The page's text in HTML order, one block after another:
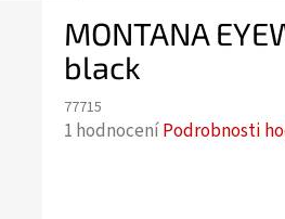
MONTANA
black
77715
Průměrné
1 hodnoceníPodrobnosti